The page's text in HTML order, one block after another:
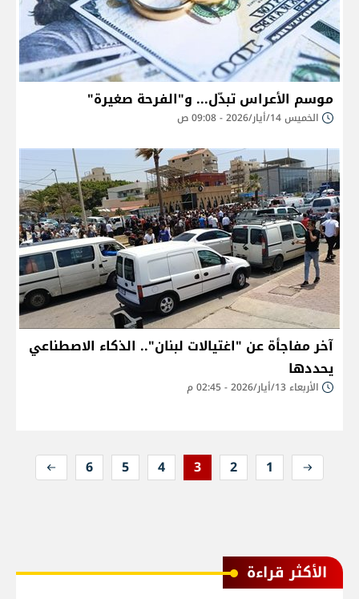
موسم الأعراس تبدّل... و"الفرحة صغيرة"
الخميس 14/أيار/2026 - 09:08 ص
آخر مفاجأة عن "اغتيالات لبنان".. الذكاء الاصطناعي
يحددها
الأربعاء 13/أيار/2026 - 02:45 م
1
2
3
4
5
6
الأكثر قراءة